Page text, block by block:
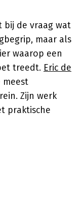
bij de vraag wat
maar als
waarop een
treedt. Eric de
meest
Zijn werk
praktische